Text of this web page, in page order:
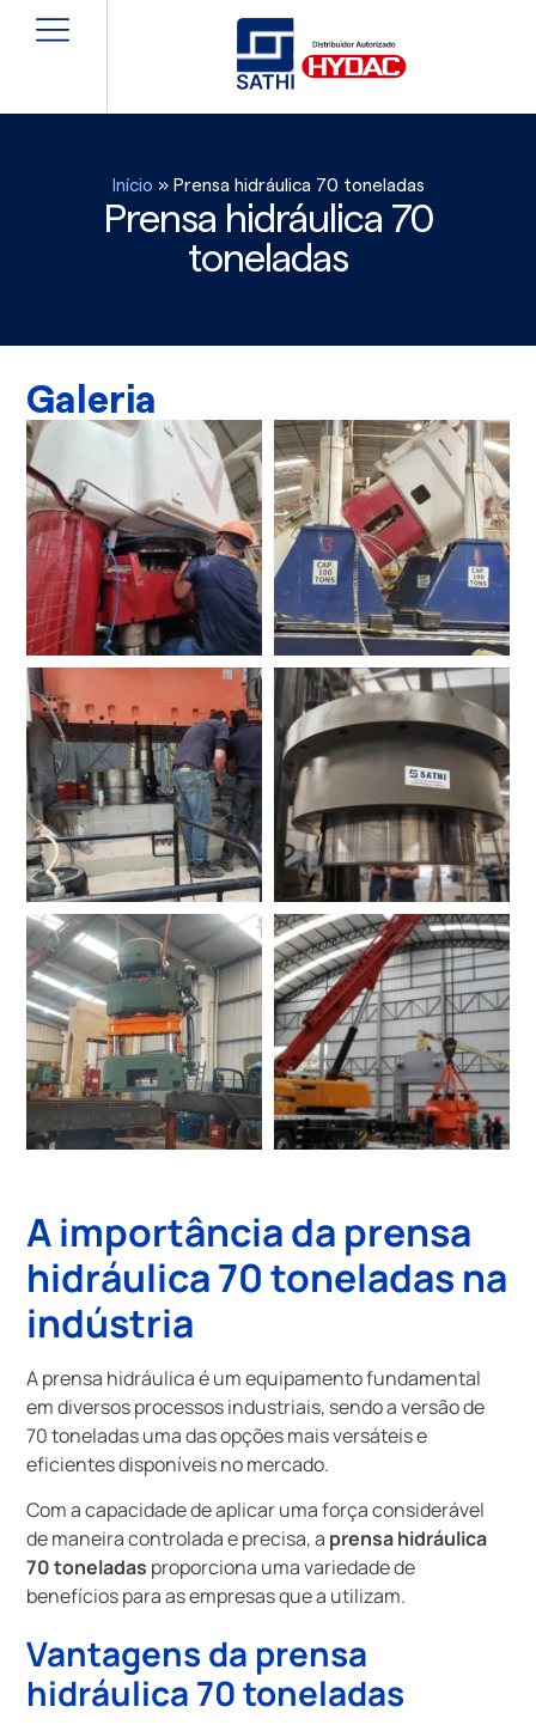
Início » Prensa hidráulica 70 toneladas
Prensa hidráulica 70
toneladas
Galeria
A importância da prensa
hidráulica 70 toneladas na
indústria
A prensa hidráulica é um equipamento fundamental
em diversos processos industriais, sendo a versão de
70 toneladas uma das opções mais versáteis e
eficientes disponíveis no mercado.
Com a capacidade de aplicar uma força considerável
de maneira controlada e precisa, a prensa hidráulica
70 toneladas proporciona uma variedade de
benefícios para as empresas que a utilizam.
Vantagens da prensa
hidráulica 70 toneladas